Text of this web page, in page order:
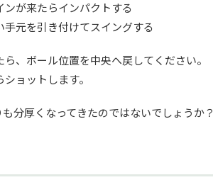
が来たらインパクトする
元を引き付けてスイングする
、ボール位置を中央へ戻してください。
ョットします。
分厚くなってきたのではないでしょうか？